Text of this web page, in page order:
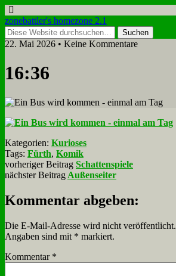
zonebattler's homezone 2.1
22. Mai 2026 • Keine Kommentare
16:36
Kategorien: Kurioses
Tags: Fürth, Komik
vorheriger Beitrag Schattenspiele
nächster Beitrag Außenseiter
Kommentar abgeben:
Die E-Mail-Adresse wird nicht veröffentlicht.
Angaben sind mit * markiert.
Kommentar *